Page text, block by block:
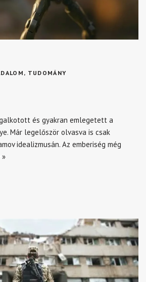
, TUDOMÁNY
és gyakran emlegetett a
Már legelőször olvasva is csak
idealizmusán. Az emberiség még
»